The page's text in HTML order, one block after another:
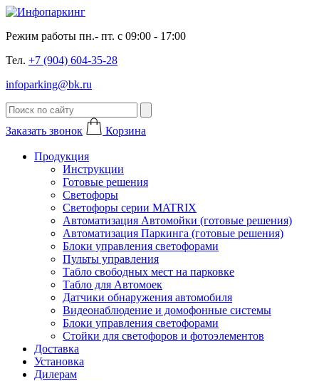
Режим работы пн.- пт. с 09:00 - 17:00
Тел. +7 (904) 604-35-28
infoparking@bk.ru
Заказать звонок Корзина
Продукция
Инструкции
Готовые решения
Светофоры
Светофоры серии MATRIX
Автоматизация Автомойки (готовые решения)
Автоматизация Паркинга (готовые решения)
Блоки управления светофорами
Пульты управления
Табло свободных мест на парковке
Табло для Автомоек
Датчики обнаружения автомобиля
Видеонаблюдение и домофонные системы
Блоки управления светофорами
Стойки для светофоров и фотоэлементов
Доставка
Установка
Дилерам